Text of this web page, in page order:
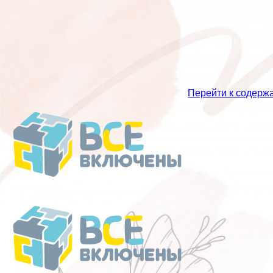
Перейти к